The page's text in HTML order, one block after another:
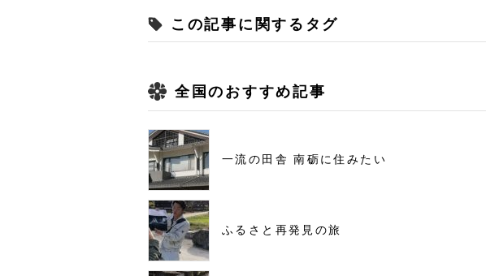
この記事に関するタグ
全国のおすすめ記事
一流の田舎 南砺に住みたい
ふるさと再発見の旅